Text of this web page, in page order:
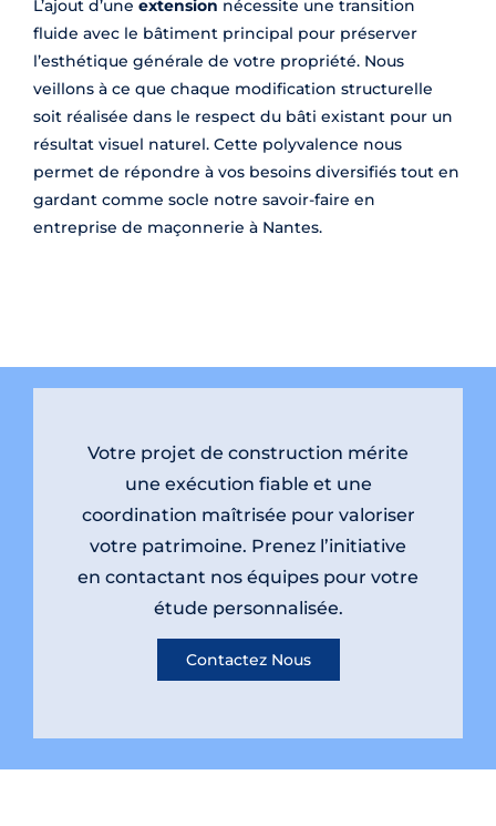
L’ajout d’une extension nécessite une transition
fluide avec le bâtiment principal pour préserver
l’esthétique générale de votre propriété. Nous
veillons à ce que chaque modification structurelle
soit réalisée dans le respect du bâti existant pour un
résultat visuel naturel. Cette polyvalence nous
permet de répondre à vos besoins diversifiés tout en
gardant comme socle notre savoir-faire en
entreprise de maçonnerie à Nantes.
Votre projet de construction mérite
une exécution fiable et une
coordination maîtrisée pour valoriser
votre patrimoine. Prenez l’initiative
en contactant nos équipes pour votre
étude personnalisée.
Contactez Nous